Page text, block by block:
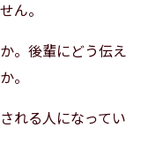
ん。
。後輩にどう伝え
。
れる人になってい